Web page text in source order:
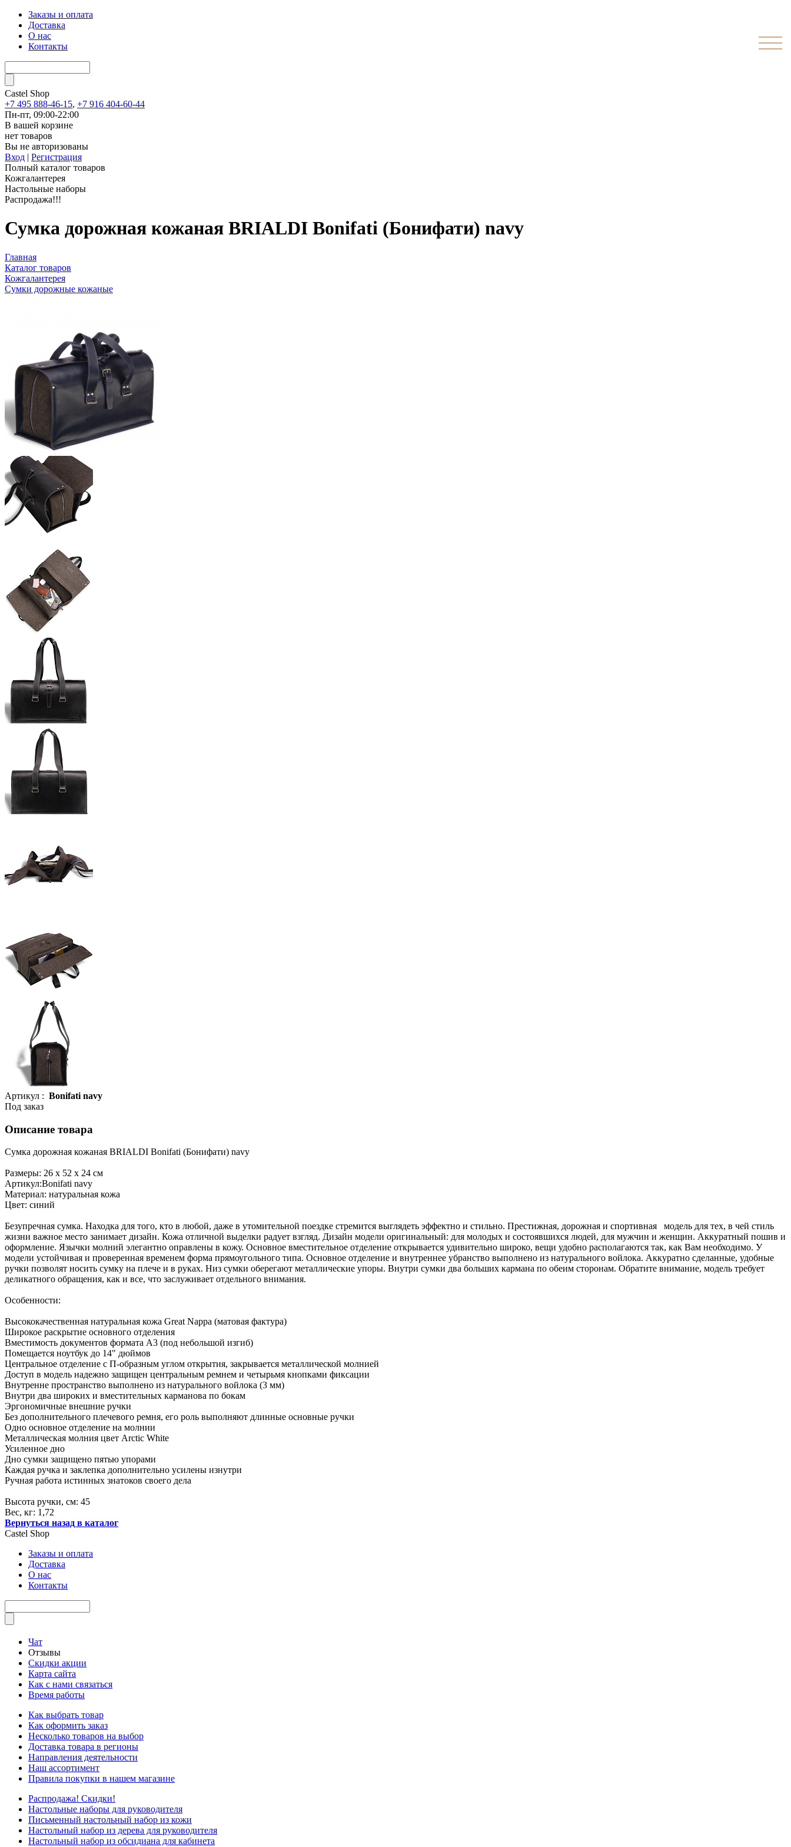
Заказы и оплата
Доставка
О нас
Контакты
Castel Shop
+7 495 888-46-15, +7 916 404-60-44
Пн-пт, 09:00-22:00
В вашей корзине
нет товаров
Вы не авторизованы
Вход | Регистрация
Полный каталог товаров
Кожгалантерея
Настольные наборы
Распродажа!!!
Сумка дорожная кожаная BRIALDI Bonifati (Бонифати) navy
Главная
Каталог товаров
Кожгалантерея
Сумки дорожные кожаные
Артикул : Bonifati navy
Под заказ
Описание товара
Сумка дорожная кожаная BRIALDI Bonifati (Бонифати) navy
Размеры: 26 х 52 х 24 см
Артикул:Bonifati navy
Материал: натуральная кожа
Цвет: синий
Безупречная сумка. Находка для того, кто в любой, даже в утомительной поездке стремится выглядеть эффектно и стильно. Престижная, дорожная и спортивная модель для тех, в чей стиль
жизни важное место занимает дизайн. Кожа отличной выделки радует взгляд. Дизайн модели оригинальный: для молодых и состоявшихся людей, для мужчин и женщин. Аккуратный пошив и
оформление. Язычки молний элегантно оправлены в кожу. Основное вместительное отделение открывается удивительно широко, вещи удобно располагаются так, как Вам необходимо. У
модели устойчивая и проверенная временем форма прямоугольного типа. Основное отделение и внутреннее убранство выполнено из натурального войлока. Аккуратно сделанные, удобные
ручки позволят носить сумку на плече и в руках. Низ сумки оберегают металлические упоры. Внутри сумки два больших кармана по обеим сторонам. Обратите внимание, модель требует
деликатного обращения, как и все, что заслуживает отдельного внимания.
Особенности:
Высококачественная натуральная кожа Great Nappa (матовая фактура)
Широкое раскрытие основного отделения
Вместимость документов формата А3 (под небольшой изгиб)
Помещается ноутбук до 14" дюймов
Центральное отделение с П-образным углом открытия, закрывается металлической молнией
Доступ в модель надежно защищен центральным ремнем и четырьмя кнопками фиксации
Внутренне пространство выполнено из натурального войлока (3 мм)
Внутри два широких и вместительных карманова по бокам
Эргономичные внешние ручки
Без дополнительного плечевого ремня, его роль выполняют длинные основные ручки
Одно основное отделение на молнии
Металлическая молния цвет Arctic White
Усиленное дно
Дно сумки защищено пятью упорами
Каждая ручка и заклепка дополнительно усилены изнутри
Ручная работа истинных знатоков своего дела
Высота ручки, см: 45
Вес, кг: 1,72
Вернуться назад в каталог
Castel Shop
Заказы и оплата
Доставка
О нас
Контакты
Чат
Отзывы
Скидки акции
Карта сайта
Как с нами связаться
Время работы
Как выбрать товар
Как оформить заказ
Несколько товаров на выбор
Доставка товара в регионы
Направления деятельности
Наш ассортимент
Правила покупки в нашем магазине
Распродажа! Скидки!
Настольные наборы для руководителя
Письменный настольный набор из кожи
Настольный набор из дерева для руководителя
Настольный набор из обсидиана для кабинета